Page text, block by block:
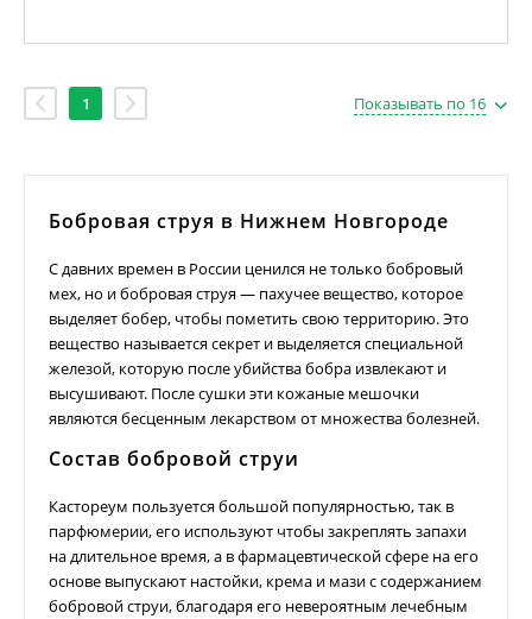
1 Показывать по 16
Бобровая струя в Нижнем Новгороде
С давних времен в России ценился не только бобровый
мех, но и бобровая струя — пахучее вещество, которое
выделяет бобер, чтобы пометить свою территорию. Это
вещество называется секрет и выделяется специальной
железой, которую после убийства бобра извлекают и
высушивают. После сушки эти кожаные мешочки
являются бесценным лекарством от множества болезней.
Состав бобровой струи
Кастореум пользуется большой популярностью, так в
парфюмерии, его используют чтобы закреплять запахи
на длительное время, а в фармацевтической сфере на его
основе выпускают настойки, крема и мази с содержанием
бобровой струи, благодаря его невероятным лечебным